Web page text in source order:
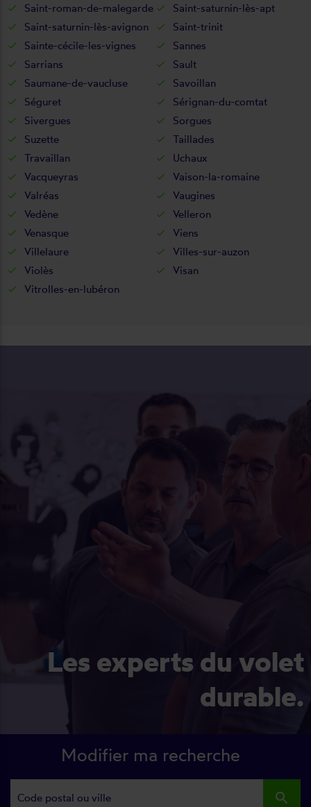
Saint-roman-de-malegarde
Saint-saturnin-lès-apt
Saint-saturnin-lès-avignon
Saint-trinit
Sainte-cécile-les-vignes
Sannes
Sarrians
Sault
Saumane-de-vaucluse
Savoillan
Séguret
Sérignan-du-comtat
Sivergues
Sorgues
Suzette
Taillades
Travaillan
Uchaux
Vacqueyras
Vaison-la-romaine
Valréas
Vaugines
Vedène
Velleron
Venasque
Viens
Villelaure
Villes-sur-auzon
Violès
Visan
Vitrolles-en-lubéron
Les experts du volet
durable.
Modifier ma recherche
search